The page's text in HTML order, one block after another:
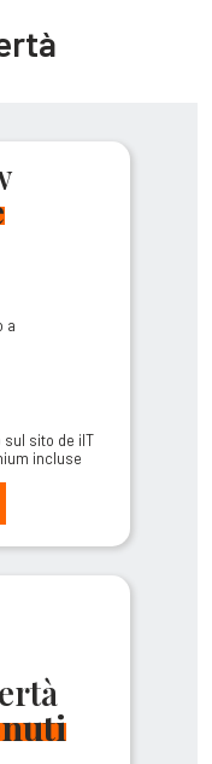
a
sito de ilT
incluse